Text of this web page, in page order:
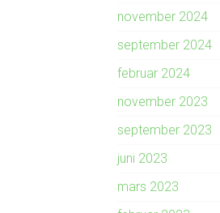
november 2024
september 2024
februar 2024
november 2023
september 2023
juni 2023
mars 2023